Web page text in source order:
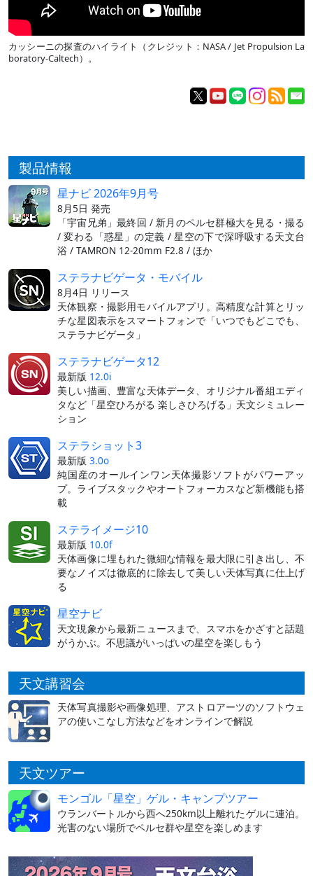
カッシーニの探査のハイライト（クレジット：NASA / Jet Propulsion La
boratory-Caltech）。
製品情報
星ナビ 2026年9月号
8月5日 発売
「宇宙兄弟」最終回 / 新月のペルセ群極大を見る・撮る
/ 変わる「惑星」の定義 / 星空の下で深呼吸する天文台
浴 / TAMRON 12-20mm F2.8 / ほか
ステラナビゲータ・モバイル
8月4日 リリース
天体観察・撮影用モバイルアプリ。高精度な計算とリッ
チな星図表示をスマートフォンで「いつでもどこでも、
ステラナビゲータ」
ステラナビゲータ12
最新版 12.0i
美しい描画、豊富な天体データ、オリジナル番組エディ
タなど「星空ひろがる 楽しさひろげる」天文シミュレー
ション
ステラショット3
最新版 3.0o
純国産のオールインワン天体撮影ソフトがパワーアッ
プ。ライブスタックやオートフォーカスなど新機能も搭
載
ステライメージ10
最新版 10.0f
天体画像に埋もれた微細な情報を最大限に引き出し、不
要なノイズは徹底的に除去して美しい天体写真に仕上げ
る
星空ナビ
天文現象から最新ニュースまで、スマホをかざすと話題
がうかぶ。不思議がいっぱいの星空を楽しもう
天文講習会
天体写真撮影や画像処理、アストロアーツのソフトウェ
アの使いこなし方法などをオンラインで解説
天文ツアー
モンゴル「星空」ゲル・キャンプツアー
ウランバートルから西へ250km以上離れたゲルに連泊。
光害のない場所でペルセ群や星空を楽しめます